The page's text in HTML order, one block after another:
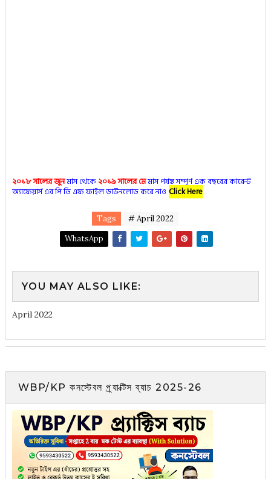
২০১৮ সালের জুনমাস থেকে২০১৯ সালের মেমাস পর্যন্ত সম্পূর্ণ এক বছরের কারেন্ট
অ্যাফেয়ার্স এর পি ডি এফ ফাইল ডাউনলোড করে নাও Click Here
Tags
# April 2022
WhatsApp
YOU MAY ALSO LIKE:
April 2022
WBP/KP কনস্টেবল প্র্যাক্টিস ব্যাচ 2025-26